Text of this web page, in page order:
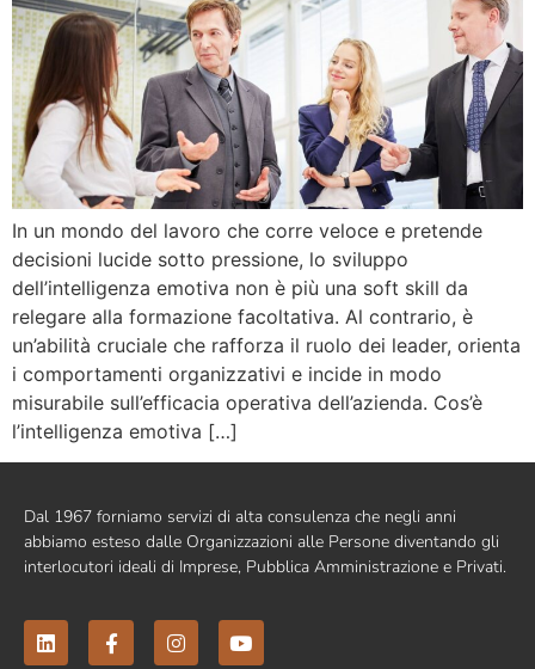
In un mondo del lavoro che corre veloce e pretende
decisioni lucide sotto pressione, lo sviluppo
dell’intelligenza emotiva non è più una soft skill da
relegare alla formazione facoltativa. Al contrario, è
un’abilità cruciale che rafforza il ruolo dei leader, orienta
i comportamenti organizzativi e incide in modo
misurabile sull’efficacia operativa dell’azienda. Cos’è
l’intelligenza emotiva […]
Dal 1967 forniamo servizi di alta consulenza che negli anni
abbiamo esteso dalle Organizzazioni alle Persone diventando gli
interlocutori ideali di Imprese, Pubblica Amministrazione e Privati.